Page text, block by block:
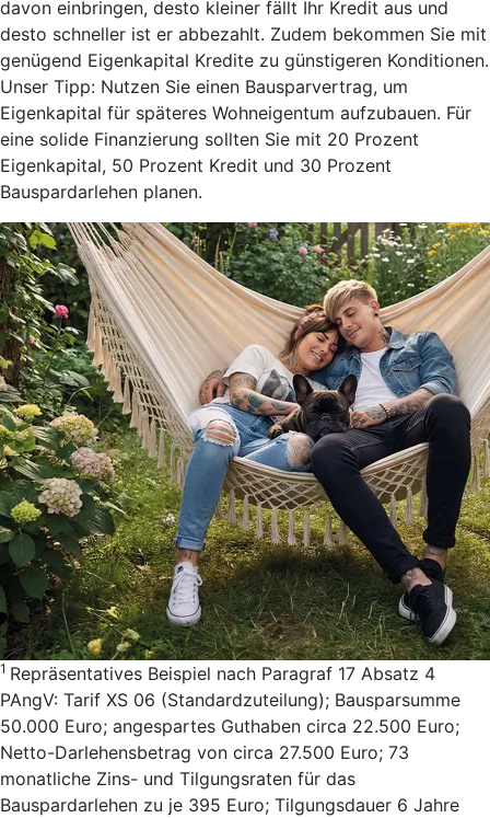
davon einbringen, desto kleiner fällt Ihr Kredit aus und
desto schneller ist er abbezahlt. Zudem bekommen Sie mit
genügend Eigenkapital Kredite zu günstigeren Konditionen.
Unser Tipp: Nutzen Sie einen Bausparvertrag, um
Eigenkapital für späteres Wohneigentum aufzubauen. Für
eine solide Finanzierung sollten Sie mit 20 Prozent
Eigenkapital, 50 Prozent Kredit und 30 Prozent
Bauspardarlehen planen.
1 Repräsentatives Beispiel nach Paragraf 17 Absatz 4
PAngV: Tarif XS 06 (Standardzuteilung); Bausparsumme
50.000 Euro; angespartes Guthaben circa 22.500 Euro;
Netto-Darlehensbetrag von circa 27.500 Euro; 73
monatliche Zins- und Tilgungsraten für das
Bauspardarlehen zu je 395 Euro; Tilgungsdauer 6 Jahre